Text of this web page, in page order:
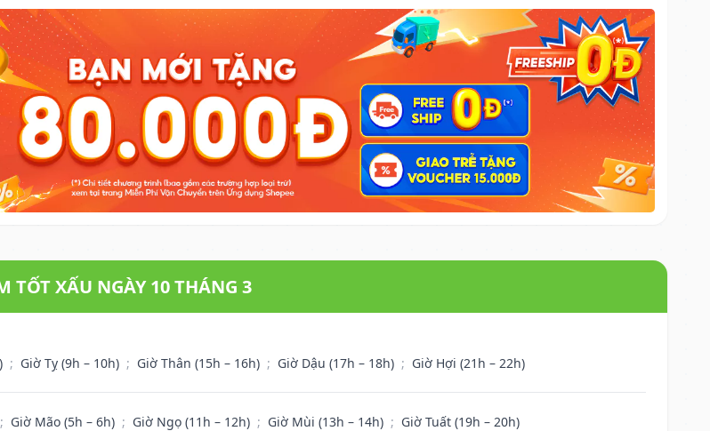
TỐT XẤU NGÀY 10 THÁNG 3
; Giờ Tỵ (9h – 10h) ; Giờ Thân (15h – 16h) ; Giờ Dậu (17h – 18h) ; Giờ Hợi (21h – 22h)
; Giờ Mão (5h – 6h) ; Giờ Ngọ (11h – 12h) ; Giờ Mùi (13h – 14h) ; Giờ Tuất (19h – 20h)